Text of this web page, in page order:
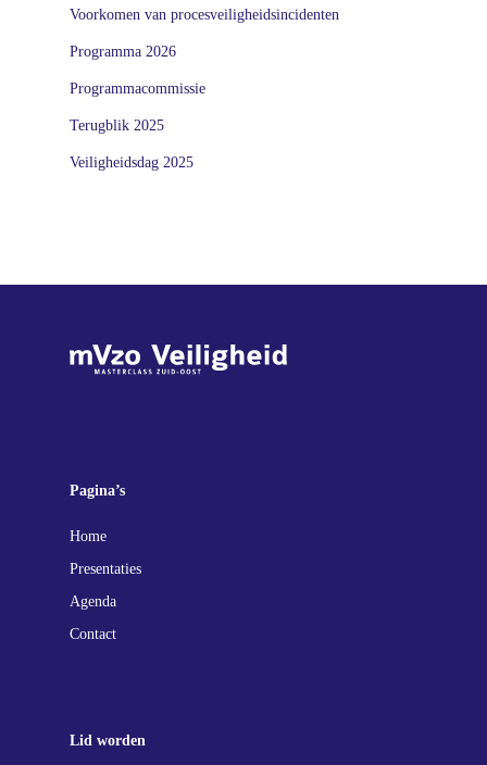
Voorkomen van procesveiligheidsincidenten
Programma 2026
Programmacommissie
Terugblik 2025
Veiligheidsdag 2025
Pagina’s
Home
Presentaties
Agenda
Contact
Lid worden